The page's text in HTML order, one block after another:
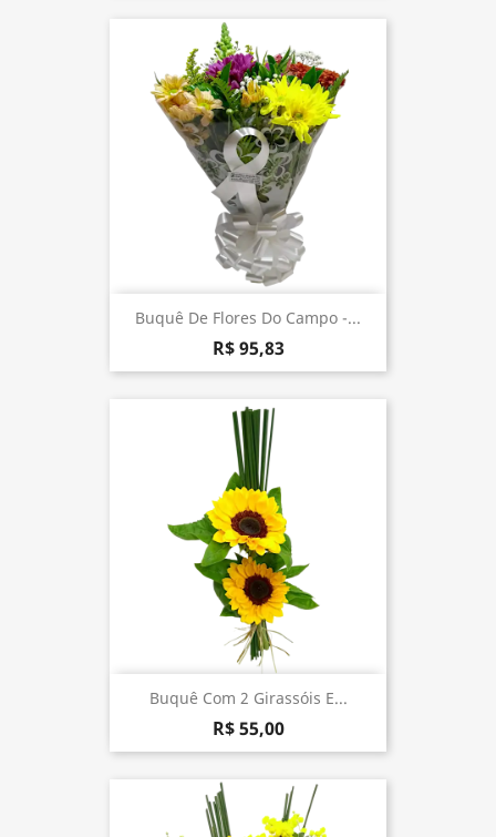
Buquê De Flores Do Campo -...
R$ 95,83
Buquê Com 2 Girassóis E...
R$ 55,00